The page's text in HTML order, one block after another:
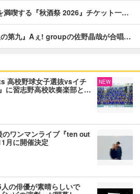
満喫する『秋酒祭 2026』チケット一…
の第九』Aぇ! groupの佐野晶哉が合唱…
高校野球女子選抜vsイチ
に習志野高校吹奏楽部と…
NEW
ワンマンライブ『ten out
月に開催決定
の俳優が素晴らしいで